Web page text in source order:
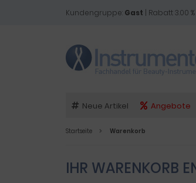
Kundengruppe: Gast | Rabatt 3.00 %
Neue Artikel Angebote
Startseite Warenkorb
IHR WARENKORB